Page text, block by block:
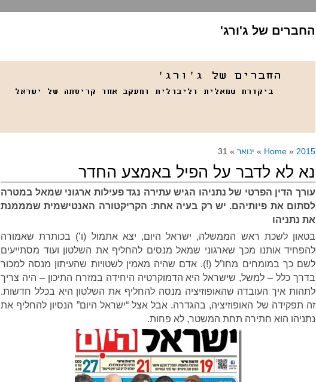
החברים של ג'ורג'
Home » 2015
» ינואר » 31
נא לא לדבר על הפיל באמצע החדר
עורך הדין הפרטי של נתניהו הגיש עתירה נגד פעילות ארגוני שמאל במטרה
לסתום את פיותיהם. יש רק בעיה אחת: הקריקטורה האנטישמית שמממנת
את נתניהו
בטאון לשכת ראש הממשלה, ישראל היום, יצא אתמול (ו’) בכותרת שאמורה
להפחיד אותנו מכך שארגוני שמאל מנסים להחליף את השלטון ועוד מסתייעים
לשם כך במומחים מחו”ל (!). אדם שהיה מאמין לשטויות שהעיתון מנסה למכור
בדרך כלל – למשל, שישראל היא הדמוקרטיה היחידה במזרח התיכון – היה צריך
לתהות איך העובדה שהאופוזיציה מנסה להחליף את השלטון היא בכלל חדשות.
זה תפקידה של האופוזיציה, בהגדרה. אבל אצל “ישראל היום” הנסיון להחליף את
נתניהו הוא חתירה תחת המשטר, לא פחות.